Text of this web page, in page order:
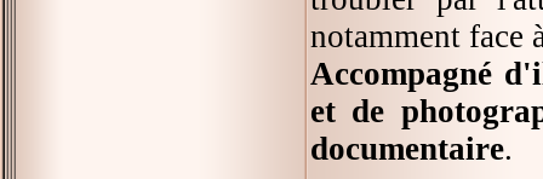
notamment face
Accompagné
et de
documentaire.